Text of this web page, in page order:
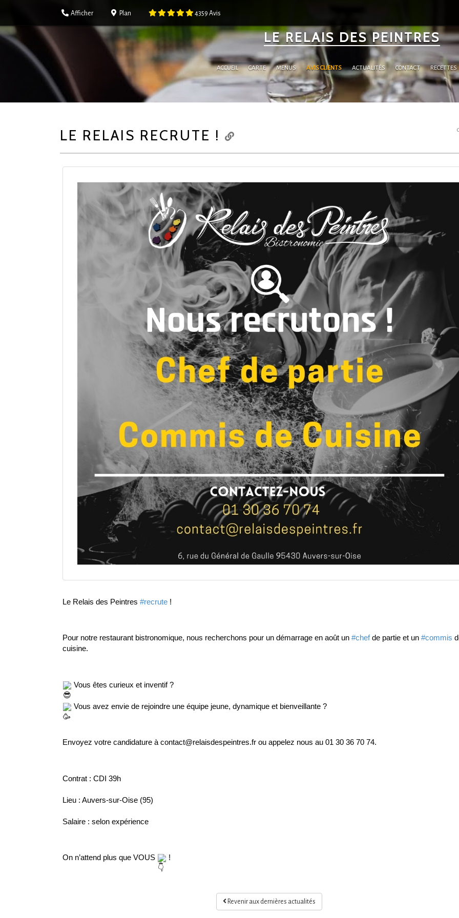
Afficher Plan 4359 Avis
LE RELAIS DES PEINTRES
ACCUEIL CARTE MENUS AVIS CLIENTS ACTUALITÉS CONTACT RECETTES
LE RELAIS RECRUTE !
Le Relais des Peintres #recrute !
Pour notre restaurant bistronomique, nous recherchons pour un démarrage en août un #chef de partie et un #commis
cuisine.
Vous êtes curieux et inventif ?
Vous avez envie de rejoindre une équipe jeune, dynamique et bienveillante ?
Envoyez votre candidature à contact@relaisdespeintres.fr ou appelez nous au 01 30 36 70 74.
Contrat : CDI 39h
Lieu : Auvers-sur-Oise (95)
Salaire : selon expérience
On n’attend plus que VOUS !
Revenir aux dernières actualités